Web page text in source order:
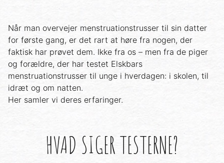
Når man overvejer menstruationstrusser til sin datter
for første gang, er det rart at høre fra nogen, der
faktisk har prøvet dem. Ikke fra os – men fra de piger
og forældre, der har testet Elskbars
menstruationstrusser til unge i hverdagen: i skolen, til
idræt og om natten.
Her samler vi deres erfaringer.
HVAD SIGER TESTERNE?